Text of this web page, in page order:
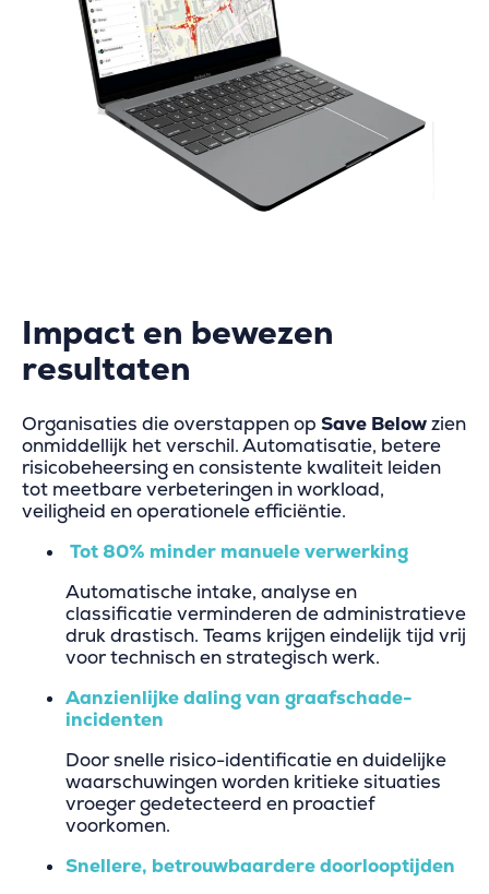
Impact en bewezen
resultaten
Organisaties die overstappen op Save Belowzien
onmiddellijk het verschil. Automatisatie, betere
risicobeheersing en consistente kwaliteit leiden
tot meetbare verbeteringen in workload,
veiligheid en operationele efficiëntie.
Tot 80% minder manuele verwerking
Automatische intake, analyse en
classificatie verminderen de administratieve
druk drastisch. Teams krijgen eindelijk tijd vrij
voor technisch en strategisch werk.
Aanzienlijke daling van graafschade-
incidenten
Door snelle risico-identificatie en duidelijke
waarschuwingen worden kritieke situaties
vroeger gedetecteerd en proactief
voorkomen.
Snellere, betrouwbaardere doorlooptijden